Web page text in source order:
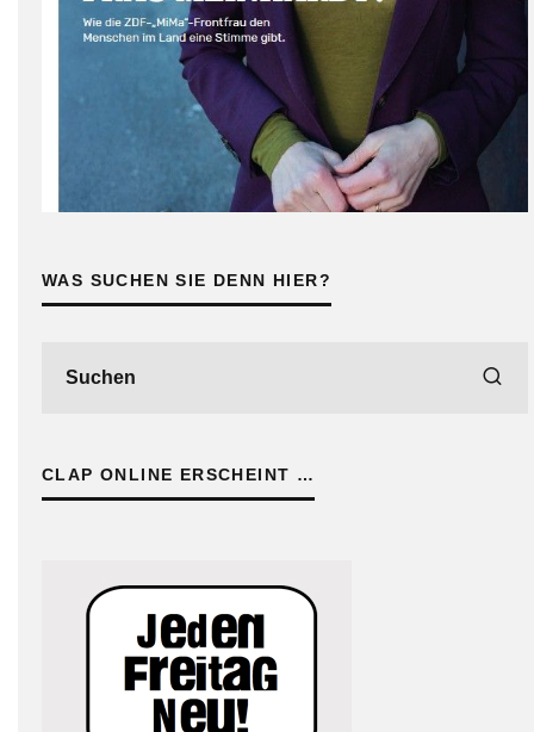
WAS SUCHEN SIE DENN HIER?
CLAP ONLINE ERSCHEINT …